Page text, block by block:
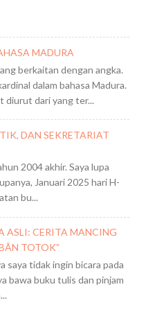
MADURA
berkaitan dengan angka.
dalam bahasa Madura.
diurut dari yang ter...
DAN SEKRETARIAT
2004 akhir. Saya lupa
Januari 2025 hari H-
bu...
ASLI: CERITA MANCING
TOTOK”
tidak ingin bicara pada
bawa buku tulis dan pinjam